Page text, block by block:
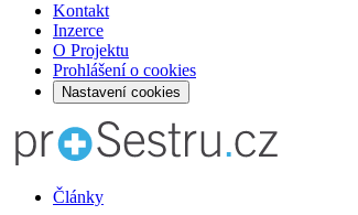
Kontakt
Inzerce
O Projektu
Prohlášení o cookies
Nastavení cookies
Články